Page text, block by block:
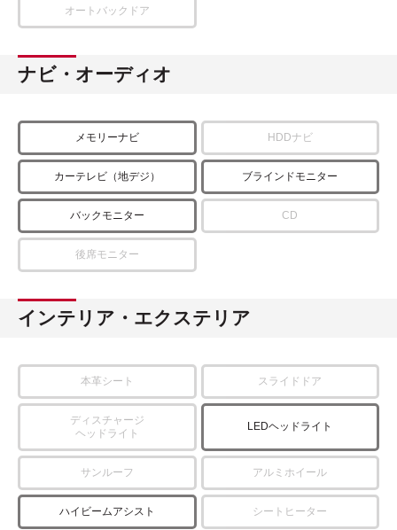
オートバックドア
ナビ・オーディオ
メモリーナビ HDDナビ
カーテレビ（地デジ） ブラインドモニター
バックモニター CD
後席モニター
インテリア・エクステリア
本革シート スライドドア
ディスチャージ
ヘッドライト
LEDヘッドライト
サンルーフ アルミホイール
ハイビームアシスト シートヒーター